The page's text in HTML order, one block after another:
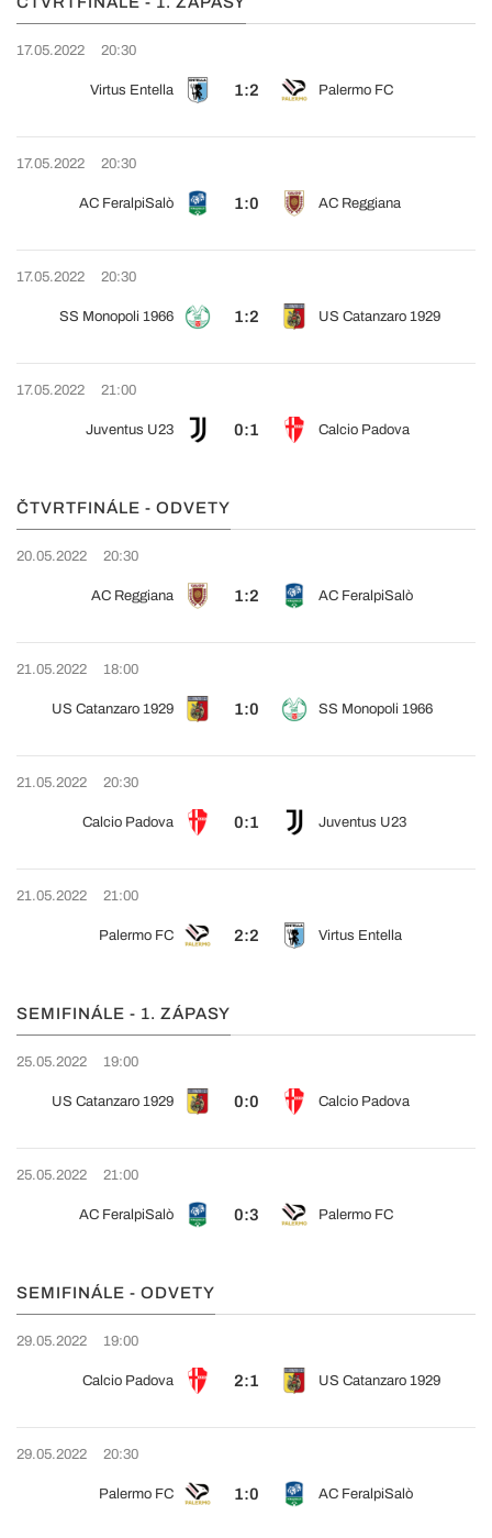
17.05.2022 20:30
Virtus Entella 1:2 Palermo FC
17.05.2022 20:30
AC FeralpiSalò 1:0 AC Reggiana
17.05.2022 20:30
SS Monopoli 1966 1:2 US Catanzaro 1929
17.05.2022 21:00
Juventus U23 0:1 Calcio Padova
ČTVRTFINÁLE - ODVETY
20.05.2022 20:30
AC Reggiana 1:2 AC FeralpiSalò
21.05.2022 18:00
US Catanzaro 1929 1:0 SS Monopoli 1966
21.05.2022 20:30
Calcio Padova 0:1 Juventus U23
21.05.2022 21:00
Palermo FC 2:2 Virtus Entella
SEMIFINÁLE - 1. ZÁPASY
25.05.2022 19:00
US Catanzaro 1929 0:0 Calcio Padova
25.05.2022 21:00
AC FeralpiSalò 0:3 Palermo FC
SEMIFINÁLE - ODVETY
29.05.2022 19:00
Calcio Padova 2:1 US Catanzaro 1929
29.05.2022 20:30
Palermo FC 1:0 AC FeralpiSalò